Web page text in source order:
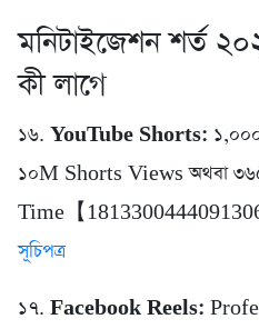
মনিটাইজেশন শর্ত
কী লাগে
১৬. YouTube Shorts:
১০M Shorts Views অথবা
Time【
সূচিপত্র
১৭. Facebook Reels: